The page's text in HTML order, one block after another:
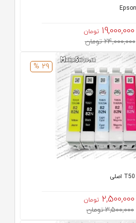
19,000,000 تومان
24,000,000 تومان
29 %
2,500,000 تومان
3,500,000 تومان